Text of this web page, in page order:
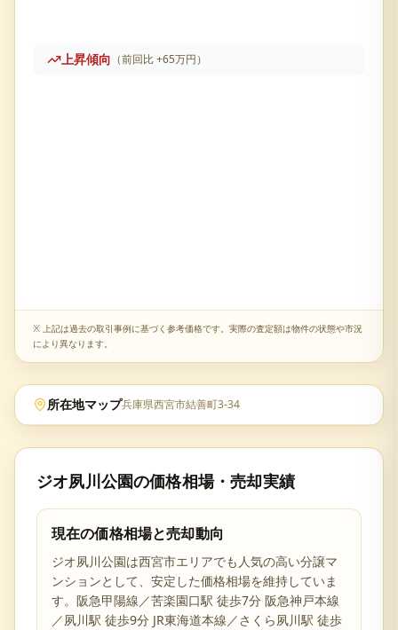
上昇傾向 （前回比+65万円）
※ 上記は過去の取引事例に基づく参考価格です。実際の査定額は物件の状態や市況
により異なります。
所在地マップ兵庫県西宮市結善町3-34
ジオ夙川公園の価格相場・売却実績
現在の価格相場と売却動向
ジオ夙川公園は西宮市エリアでも人気の高い分譲マ
ンションとして、安定した価格相場を維持していま
す。 阪急甲陽線／苦楽園口駅 徒歩7分 阪急神戸本線
／夙川駅 徒歩9分 JR東海道本線／さくら夙川駅 徒歩